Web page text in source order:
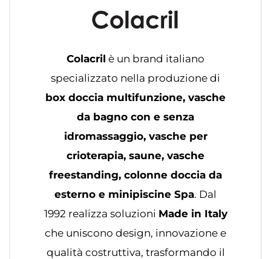
Colacril è un brand italiano
specializzato nella produzione di
box doccia multifunzione, vasche
da bagno con e senza
idromassaggio, vasche per
crioterapia, saune, vasche
freestanding, colonne doccia da
esterno e minipiscine Spa. Dal
1992 realizza soluzioni Made in Italy
che uniscono design, innovazione e
qualità costruttiva, trasformando il